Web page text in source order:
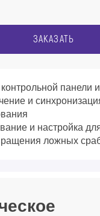
ЗАКАЗАТЬ
панели
и
и настройка
ложных